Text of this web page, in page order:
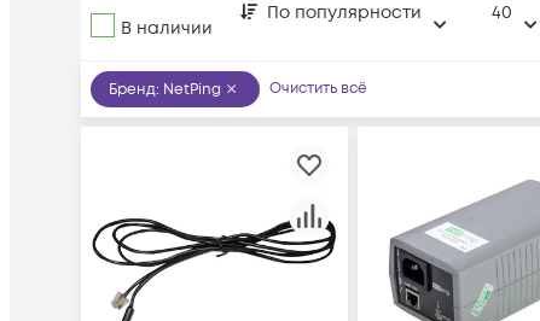
В наличии
По популярности 40
Бренд: NetPing Очистить всё